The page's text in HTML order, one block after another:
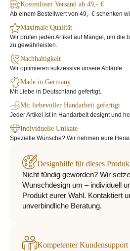
Kostenloser Versand ab 49,- €
Ab einem Bestellwert von 49,- € schenken
Maximale Qualität
Wir prüfen jeden Artikel auf Mängel, um die
zu gewährleisten.
Nachhaltigkeit
Wir optimieren sukzessive unsere Abläufe.
Made in Germany
Mit Liebe in Deutschland gefertigt.
Mit liebevoller Handarbeit gefertigt
Jeder Artikel ist in Handarbeit designt und
Individuelle Unikate
Spezielle Wünsche? Wir nehmen eure
Designhilfe für dieses
Nicht fündig geworden? Wir
Wunschdesign um – individuell
Produkt eurer Wahl. Kontaktiert
unverbindliche Beratung.
Kompetenter Kundensupport